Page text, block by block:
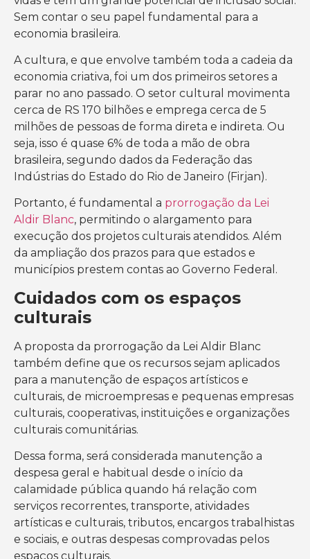
Sem contar o seu papel fundamental para a
economia brasileira.
A cultura, e que envolve também toda a cadeia da
economia criativa, foi um dos primeiros setores a
parar no ano passado. O setor cultural movimenta
cerca de RS 170 bilhões e emprega cerca de 5
milhões de pessoas de forma direta e indireta. Ou
seja, isso é quase 6% de toda a mão de obra
brasileira, segundo dados da Federação das
Indústrias do Estado do Rio de Janeiro (Firjan).
Portanto, é fundamental a prorrogação da Lei
Aldir Blanc, permitindo o alargamento para
execução dos projetos culturais atendidos. Além
da ampliação dos prazos para que estados e
municípios prestem contas ao Governo Federal.
Cuidados com os espaços
culturais
A proposta da prorrogação da Lei Aldir Blanc
também define que os recursos sejam aplicados
para a manutenção de espaços artísticos e
culturais, de microempresas e pequenas empresas
culturais, cooperativas, instituições e organizações
culturais comunitárias.
Dessa forma, será considerada manutenção a
despesa geral e habitual desde o início da
calamidade pública quando há relação com
serviços recorrentes, transporte, atividades
artísticas e culturais, tributos, encargos trabalhistas
e sociais, e outras despesas comprovadas pelos
espaços culturais.